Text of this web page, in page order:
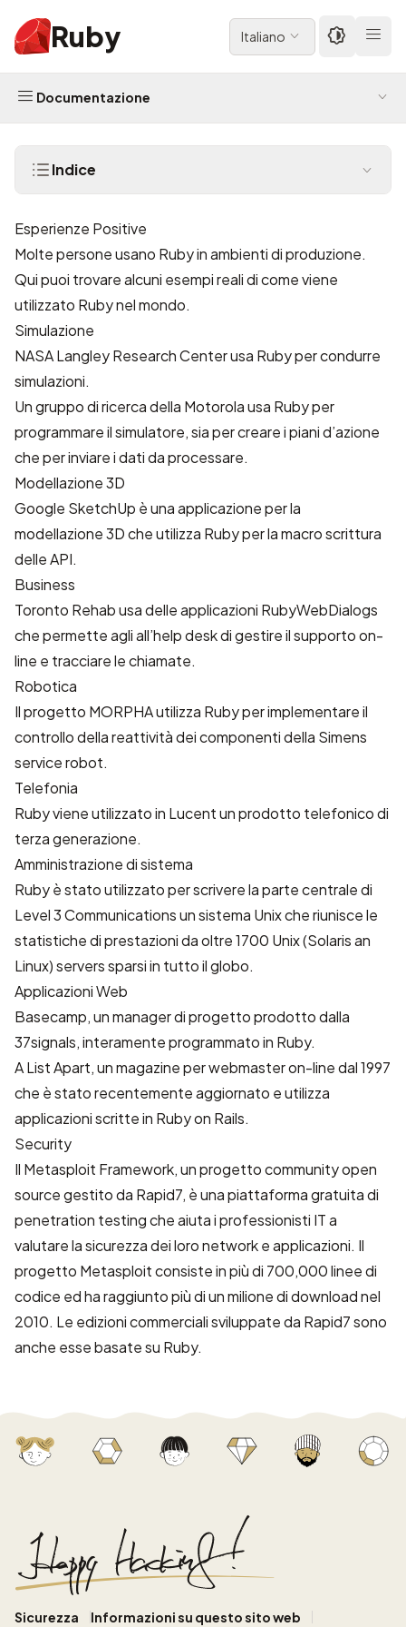
Ruby Italiano
Documentazione
Indice
Esperienze Positive
Molte persone usano Ruby in ambienti di produzione.
Qui puoi trovare alcuni esempi reali di come viene
utilizzato Ruby nel mondo.
Simulazione
NASA Langley Research Centerusa Ruby per condurre
simulazioni.
Un gruppo di ricerca della Motorolausa Ruby per
programmare il simulatore, sia per creare i piani d’azione
che per inviare i dati da processare.
Modellazione 3D
Google SketchUp è una applicazione per la
modellazione 3D che utilizza Ruby per la macro scrittura
delle API.
Business
Toronto Rehabusa delle applicazioni RubyWebDialogs
che permette agli all’help desk di gestire il supporto on-
line e tracciare le chiamate.
Robotica
Il progetto MORPHA utilizza Ruby per implementare il
controllo della reattività dei componenti della Simens
service robot.
Telefonia
Ruby viene utilizzato in Lucent un prodotto telefonico di
terza generazione.
Amministrazione di sistema
Ruby è stato utilizzato per scrivere la parte centrale di
Level 3 Communicationsun sistema Unix che riunisce le
statistiche di prestazioni da oltre 1700 Unix (Solaris an
Linux) servers sparsi in tutto il globo.
Applicazioni Web
Basecamp, un manager di progetto prodotto dalla
37signals, interamente programmato in Ruby.
A List Apart, un magazine per webmaster on-line dal 1997
che è stato recentemente aggiornato e utilizza
applicazioni scritte in Ruby on Rails.
Security
Il Metasploit Framework, un progetto community open
source gestito da Rapid7, è una piattaforma gratuita di
penetration testing che aiuta i professionisti IT a
valutare la sicurezza dei loro network e applicazioni. Il
progetto Metasploit consiste in più di 700,000 linee di
codice ed ha raggiunto più di un milione di download nel
2010. Le edizioni commerciali sviluppate da Rapid7 sono
anche esse basate su Ruby.
Sicurezza Informazioni su questo sito web